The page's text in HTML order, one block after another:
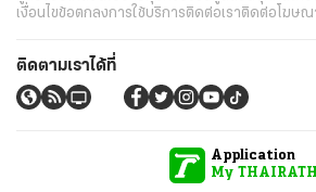
เงื่อนไขข้อตกลงการใช้บริการติดต่อเราติดต่อโฆษณ
ติดตามเราได้ที่
Application
My THAIRATH